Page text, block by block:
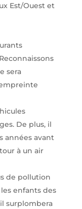
Est/Ouest et
sera
De plus, il
années avant
à un air
de pollution
enfants des
surplombera